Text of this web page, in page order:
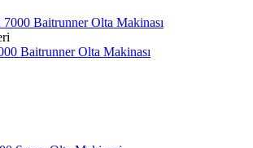
Baitrunner Olta Makinası